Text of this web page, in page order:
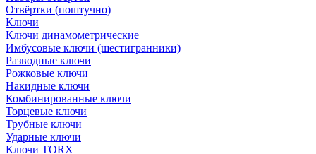
Отвёртки (поштучно)
Ключи
Ключи динамометрические
Имбусовые ключи (шестигранники)
Разводные ключи
Рожковые ключи
Накидные ключи
Комбинированные ключи
Торцевые ключи
Трубные ключи
Ударные ключи
Ключи TORX